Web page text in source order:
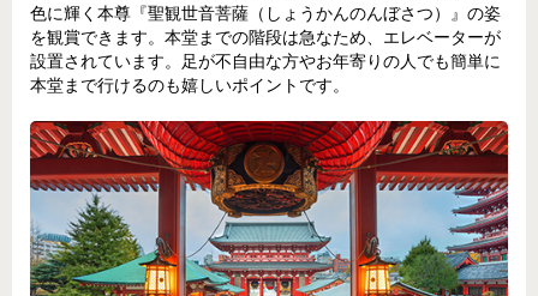
色に輝く本尊『聖観世音菩薩（しょうかんのんぼさつ）』の姿
を観賞できます。本堂までの階段は急なため、エレベーターが
設置されています。足が不自由な方やお年寄りの人でも簡単に
本堂まで行けるのも嬉しいポイントです。